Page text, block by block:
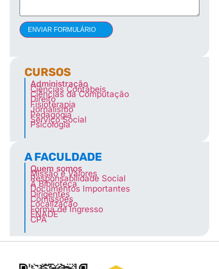
ENVIAR FORMULÁRIO
CURSOS
Administração
Ciências Contábeis
Ciências da Computação
Direito
Fisioterapia
Jornalismo
Pedagogia
Serviço Social
Psicologia
A FACULDADE
Quem somos
Missão e Valores
Responsabilidade Social
A Biblioteca
Documentos Importantes
Dirigentes
Comissões
Localização
Forma de Ingresso
ENADE
CPA